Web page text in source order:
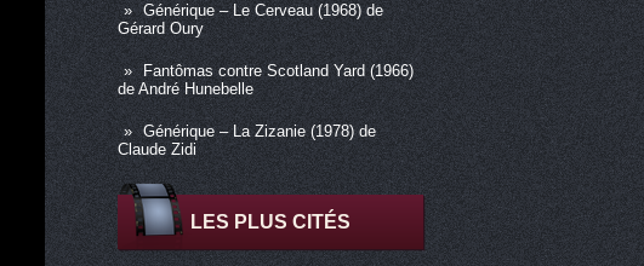
Générique – Le Cerveau (1968) de
Gérard Oury
Fantômas contre Scotland Yard (1966)
de André Hunebelle
Générique – La Zizanie (1978) de
Claude Zidi
LES PLUS CITÉS